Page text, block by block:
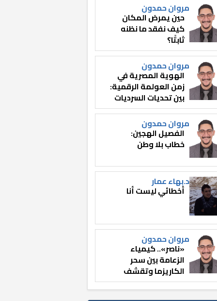
مروان حمدون
حين يمرض المكان
كيف نفقد ما نظنه
ثابتًا؟
مروان حمدون
الهوية المصرية في
زمن العولمة الرقمية:
بين تحديات السرديات
وصناعة الوعي
مروان حمدون
الفصيل الهجين:
خطاب بلا وطن
د.بهاء عمار
أخطائي ليست أنا
مروان حمدون
«ناصر».. كيمياء
الزعامة بين سحر
الكاريزما وتقشف
الثائر